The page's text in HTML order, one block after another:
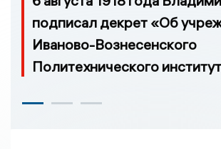
подписал декрет «Об
Иваново-Вознесенского
Политехнического